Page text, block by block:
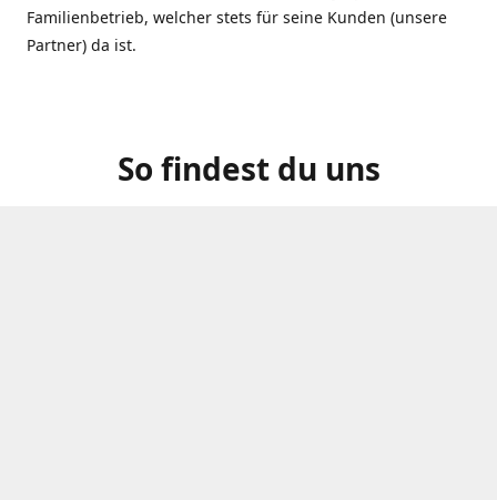
Familienbetrieb, welcher stets für seine Kunden (unsere
Partner) da ist.
So findest du uns